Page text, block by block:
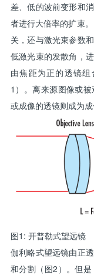
差、低的波前变形和
者进行大倍率的扩束
关，还与激光束参数
低激光束的发散角，
由焦距为正的透镜
1）。离来源图像或
或成像的透镜则成为成
图1: 开普勒式望远镜
伽利略式望远镜由正
和分割（图2）。但